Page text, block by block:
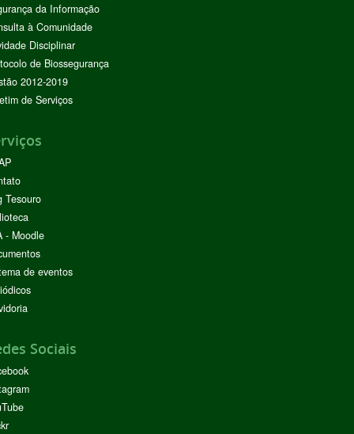
da Informação
à Comunidade
Disciplinar
de Biossegurança
2012-2019
de Serviços
Tesouro
- Moodle
de eventos
Sociais